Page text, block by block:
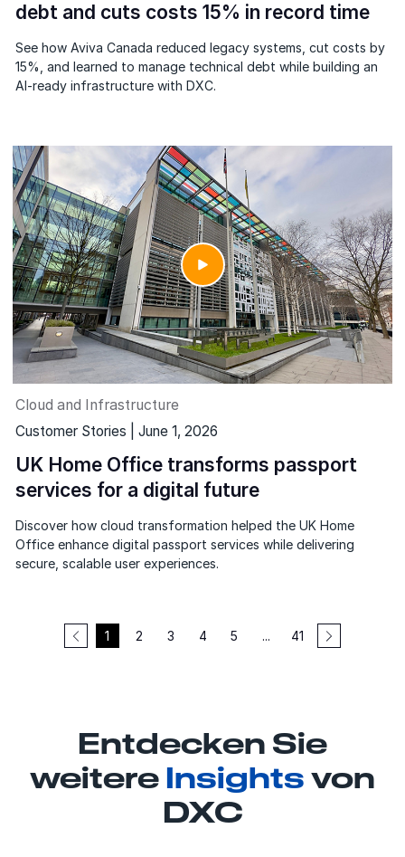
debt and cuts costs 15% in record time
See how Aviva Canada reduced legacy systems, cut costs by
15%, and learned to manage technical debt while building an
AI-ready infrastructure with DXC.
Cloud and Infrastructure
Customer Stories | June 1, 2026
UK Home Office transforms passport
services for a digital future
Discover how cloud transformation helped the UK Home
Office enhance digital passport services while delivering
secure, scalable user experiences.
1 2 3 4 5 ... 41
Entdecken Sie
weitere Insights von
DXC